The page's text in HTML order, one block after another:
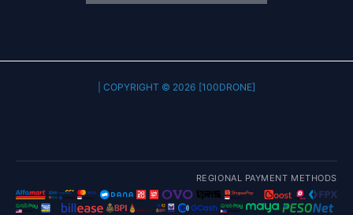
COPYRIGHT © 2026 [100DRONE] |
REGIONAL PAYMENT METHODS